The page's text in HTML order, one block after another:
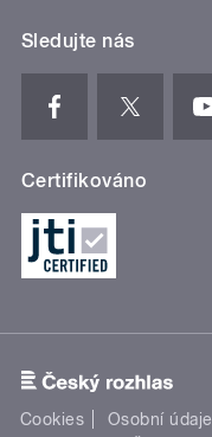
Sledujte nás
Certifikováno
Cookies Osobní údaje